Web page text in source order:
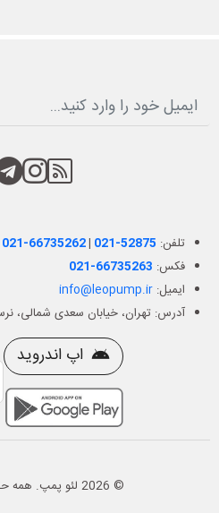
RSS
تلفن: 021-66735262| 021-52875
فکس: 021-66735263
ایمیل:info@leopump.ir
آدرس: تهران، خیابان سعدی شمالی،
اپ اندروید
© 2026 لئو پمپ. همه حقوق محفوظ است.